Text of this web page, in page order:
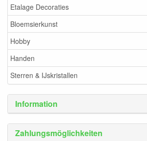
Etalage Decoraties
Bloemsierkunst
Hobby
Handen
Sterren & IJskristallen
Information
Zahlungsmöglichkeiten